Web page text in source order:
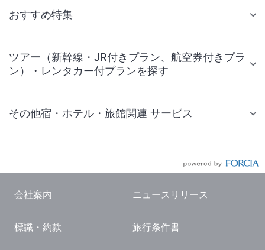
おすすめ特集
ツアー（新幹線・JR付きプラン、航空券付きプラ
ン）・レンタカー付プランを探す
その他宿・ホテル・旅館関連 サービス
国内観光ガイド
会社案内 ニュースリリース
標識・約款 旅行条件書